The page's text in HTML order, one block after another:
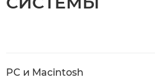
PC и Macintosh